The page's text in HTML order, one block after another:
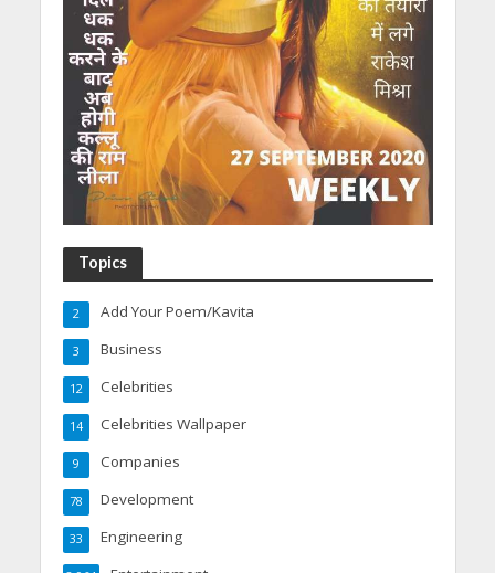
Topics
Add Your Poem/Kavita
2
Business
3
Celebrities
12
Celebrities Wallpaper
14
Companies
9
Development
78
Engineering
33